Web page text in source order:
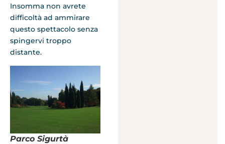
Insomma non avrete
difficoltà ad ammirare
questo spettacolo senza
spingervi troppo
distante.
Parco Sigurtà